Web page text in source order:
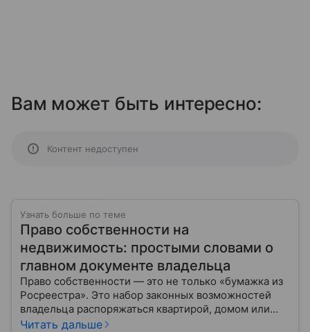
Вам может быть интересно:
Контент недоступен
Узнать больше по теме
Право собственности на
недвижимость: простыми словами о
главном документе владельца
Право собственности — это не только «бумажка из
Росреестра». Это набор законных возможностей
владельца распоряжаться квартирой, домом или
участком: жить, сдавать, продавать, дарить,
Читать дальше